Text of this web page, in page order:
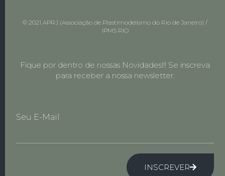
© 2021 APRJ (Associação de Plastimodelismo do Rio de Janeiro) /
IPMS RIO
Fique por dentro de nossas Novidades!!! Se inscreva
para receber a nossa newsletter.
Seu E-Mail
INSCREVER